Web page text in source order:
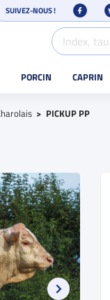
SUIVEZ-NOUS !
PORCIN CAPRIN
PICKUP PP